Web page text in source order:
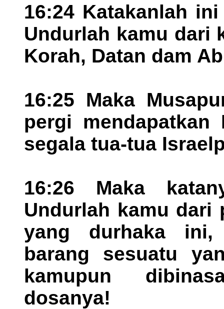
16:24 Katakanlah
Undurlah kamu dari
Korah, Datan dam
16:25 Maka
pergi mendapatkan
segala tua-tua
16:26 Maka
Undurlah kamu dari
yang durhaka ini,
barang sesuatu
kamupun
dosanya!